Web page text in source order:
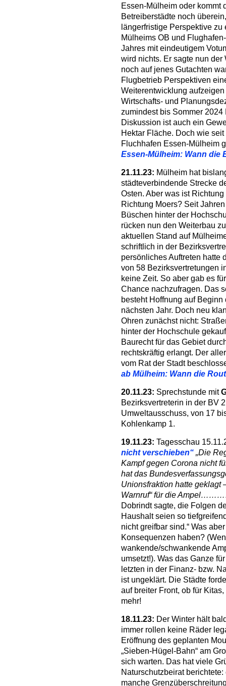
Essen-Mülheim oder kommt
Betreiberstädte noch
längerfristige Perspektive
Mülheims OB und
Jahres mit eindeutigem
wird nichts. Er sagte nun der
noch auf jenes Gutachten
Flugbetrieb Perspektiven
Weiterentwicklung
Wirtschafts- und
zumindest bis Sommer
Diskussion ist auch ein
Hektar Fläche. Doch wie
Fluchhafen Essen-Mülheim
Essen-Mülheim: Wann die
21.11.23: Mülheim hat
städteverbindende Strecke
Osten. Aber was ist
Richtung Moers? Seit
Büschen hinter der
rücken nun den Weiterbau
aktuellen Stand auf
schriftlich in der
persönliches Auftreten hatte
von 58 Bezirksvertretungen
keine Zeit. So aber gab es
Chance nachzufragen. Das
besteht Hoffnung auf
nächsten Jahr. Doch neu
Ohren zunächst nicht:
hinter der Hochschule
Baurecht für das Gebiet
rechtskräftig erlangt. Der
vom Rat der Stadt
ab Mülheim: Wann die
20.11.23: Sprechstunde mit
Bezirksvertreterin in der BV
Umweltausschuss, von 17
Kohlenkamp 1.
19.11.23: Tagesschau
nicht verschieben“ „Die
Kampf gegen Corona nicht
hat das
Unionsfraktion hatte geklagt
Warnruf“ für die
Dobrindt sagte, die Folgen
Haushalt seien so
nicht greifbar sind.“ Was
Konsequenzen haben?
wankende/schwankende
umsetzt!). Was das Ganze
letzten in der Finanz- bzw.
ist ungeklärt. Die Städte
auf breiter Front, ob für
mehr!
18.11.23: Der Winter hält
immer rollen keine Räder
Eröffnung des geplanten
„Sieben-Hügel-Bahn“ am
sich warten. Das hat viele
Naturschutzbeirat
manche